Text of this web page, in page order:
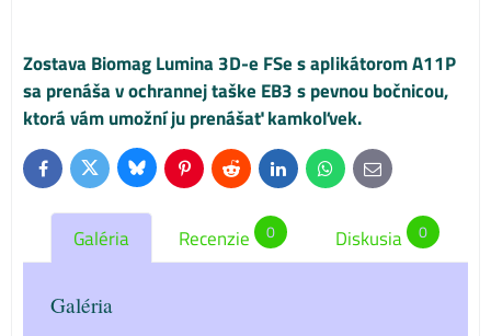
Zostava Biomag Lumina 3D-e FSe s aplikátorom A11P
sa prenáša v ochrannej taške EB3 s pevnou bočnicou,
ktorá vám umožní ju prenášať kamkoľvek.
FacebookTwitterBlueskyPinterestReddit LinkedInWhatsApp
E-
mail
Galéria Recenzie 0 Diskusia 0
Galéria